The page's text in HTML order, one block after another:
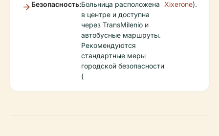
Безопасность:Больница расположена
в центре и доступна
через TransMilenio и
автобусные маршруты.
Рекомендуются
стандартные меры
городской безопасности
(
Xixerone).